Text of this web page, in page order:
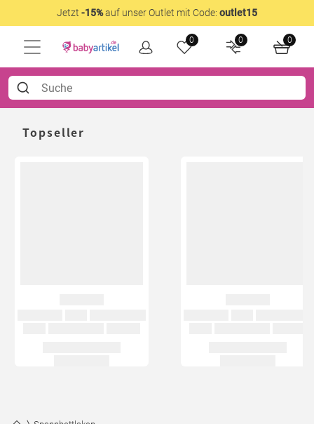
Jetzt -15%auf unser Outlet mit Code: outlet15
0 0 0
Topseller